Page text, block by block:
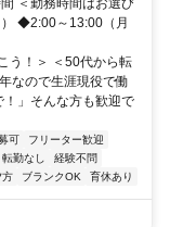
◆2:00～13:00（月
う！＞ ＜50代から転
なので生涯現役で働
」そんな方も歓迎で
可
フリーター歓迎
転勤なし
経験不問
方 ブランクOK 育休あり